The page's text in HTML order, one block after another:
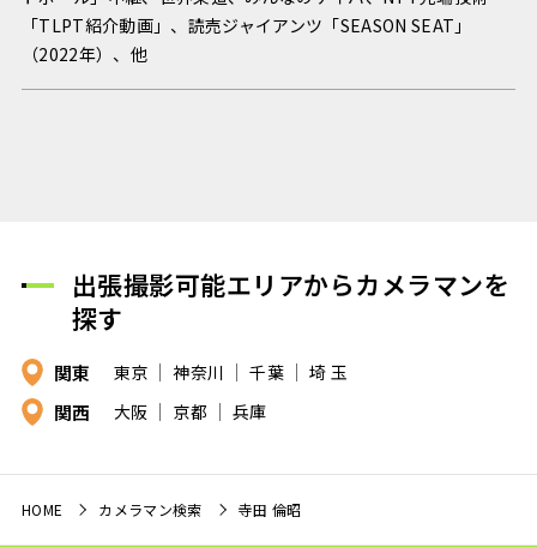
「TLPT紹介動画」、読売ジャイアンツ「SEASON SEAT」
（2022年）、他
出張撮影可能エリアからカメラマンを
探す
関東 東京 神奈川 千葉 埼 玉
関西 大阪 京都 兵庫
HOME カメラマン検索 寺田 倫昭